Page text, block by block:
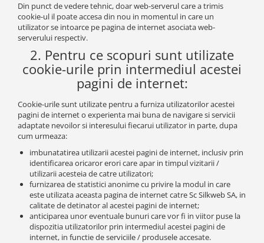
Din punct de vedere tehnic, doar web-serverul care a trimis
cookie-ul il poate accesa din nou in momentul in care un
utilizator se intoarce pe pagina de internet asociata web-
serverului respectiv.
2. Pentru ce scopuri sunt utilizate
cookie-urile prin intermediul acestei
pagini de internet:
Cookie-urile sunt utilizate pentru a furniza utilizatorilor acestei
pagini de internet o experienta mai buna de navigare si servicii
adaptate nevoilor si interesului fiecarui utilizator in parte, dupa
cum urmeaza:
imbunatatirea utilizarii acestei pagini de internet, inclusiv prin
identificarea oricaror erori care apar in timpul vizitarii /
utilizarii acesteia de catre utilizatori;
furnizarea de statistici anonime cu privire la modul in care
este utilizata aceasta pagina de internet catre Sc Silkweb SA, in
calitate de detinator al acestei pagini de internet;
anticiparea unor eventuale bunuri care vor fi in viitor puse la
dispozitia utilizatorilor prin intermediul acestei pagini de
internet, in functie de serviciile / produsele accesate.